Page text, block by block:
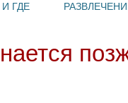
ГДЕ